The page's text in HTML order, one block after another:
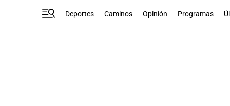
Deportes Caminos Opinión Programas